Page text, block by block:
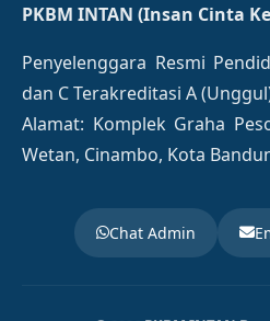
PKBM INTAN (Insan Cinta
Penyelenggara Resmi
dan C Terakreditasi A
Alamat: Komplek Graha
Wetan, Cinambo, Kota
Chat Admin